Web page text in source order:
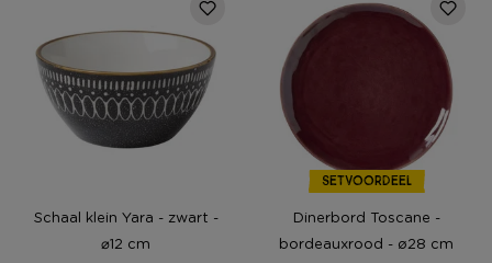
Schaal klein Yara - zwart -
⌀12 cm
SETVOORDEEL
Dinerbord Toscane -
bordeauxrood - ø28 cm